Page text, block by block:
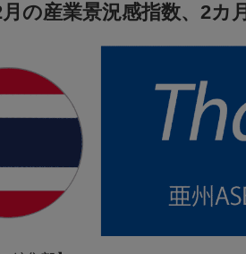
月の産業景況感指数、2カ